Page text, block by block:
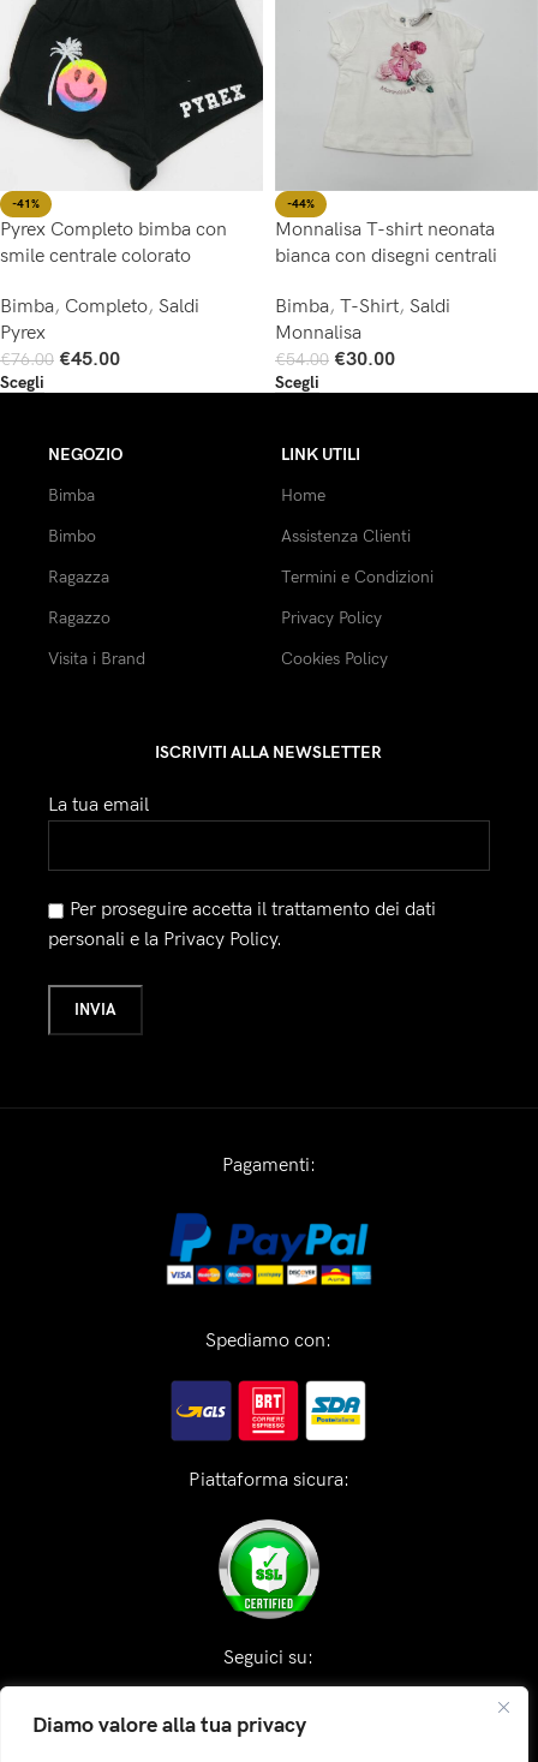
Diamo valore alla tua privacy
-41%
Pyrex Completo bimba con
smile centrale colorato
Bimba, Completo, Saldi
Pyrex
€76.00 €45.00
Scegli
-44%
Monnalisa T-shirt neonata
bianca con disegni centrali
Bimba, T-Shirt, Saldi
Monnalisa
€54.00 €30.00
Scegli
NEGOZIO
Bimba
Bimbo
Ragazza
Ragazzo
Visita i Brand
LINK UTILI
Home
Assistenza Clienti
Termini e Condizioni
Privacy Policy
Cookies Policy
ISCRIVITI ALLA NEWSLETTER
La tua email
Per proseguire accetta il trattamento dei dati
personali e la Privacy Policy.
Pagamenti:
Spediamo con:
Piattaforma sicura:
Seguici su: